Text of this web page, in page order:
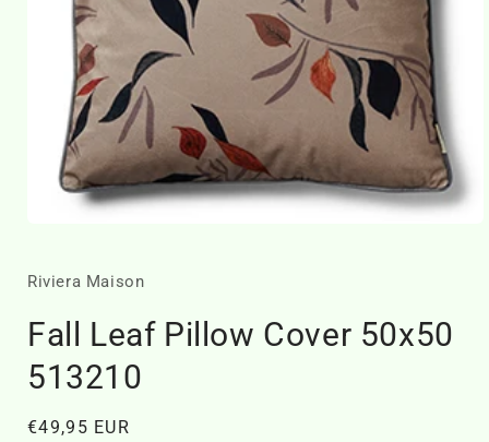
in
Riviera Maison
Fall Leaf Pillow Cover 50x50
513210
Normale
€49,95 EUR